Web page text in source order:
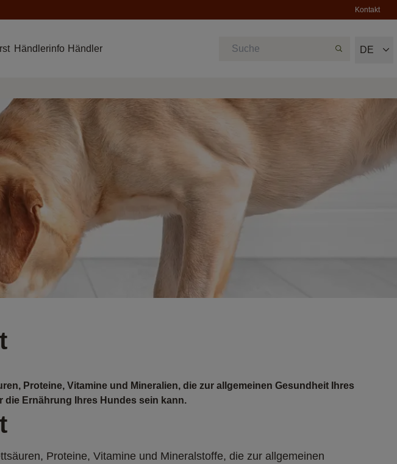
Kontakt
Händlerinfo Händler DE
Proteine, Vitamine und Mineralien, die zur allgemeinen Gesundheit Ihres
die Ernährung Ihres Hundes sein kann.
Proteine, Vitamine und Mineralstoffe, die zur allgemeinen